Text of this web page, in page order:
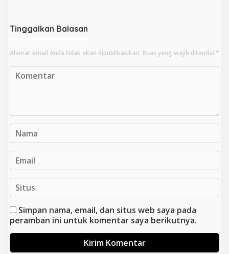
Tinggalkan Balasan
Alamat email Anda tidak akan dipublikasikan. Ruas yang wajib ditandai *
Simpan nama, email, dan situs web saya pada
peramban ini untuk komentar saya berikutnya.